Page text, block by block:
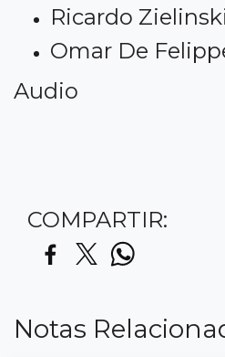
Ricardo
Omar De
Audio
COMPARTIR:
Notas